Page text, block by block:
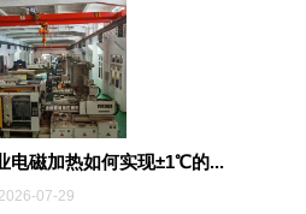
电磁加热如何实现±1℃的...
2026-07-29